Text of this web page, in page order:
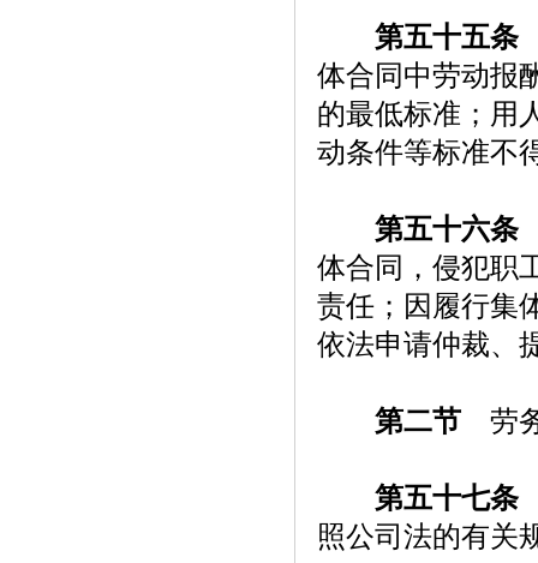
第五十五条
体合同中劳动报
的最低标准；用
动条件等标准不
第五十六条
体合同，侵犯职
责任；因履行集
依法申请仲裁、
第二节 劳
第五十七条
照公司法的有关